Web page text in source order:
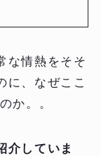
な情熱をそそ
に、なぜここ
か。。
介していま